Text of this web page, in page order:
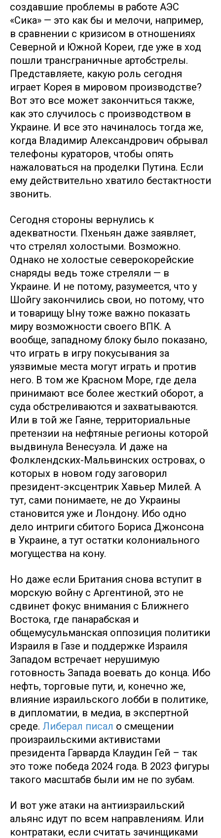
создавшие проблемы в работе АЭС
«Сика» — это как бы и мелочи, например,
в сравнении с кризисом в отношениях
Северной и Южной Кореи, где уже в ход
пошли трансграничные артобстрелы.
Представляете, какую роль сегодня
играет Корея в мировом производстве?
Вот это все может закончиться также,
как это случилось с производством в
Украине. И все это начиналось тогда же,
когда Владимир Александрович обрывал
телефоны кураторов, чтобы опять
нажаловаться на проделки Путина. Если
ему действительно хватило бестактности
звонить.
Сегодня стороны вернулись к
адекватности. Пхеньян даже заявляет,
что стрелял холостыми. Возможно.
Однако не холостые северокорейские
снаряды ведь тоже стреляли — в
Украине. И не потому, разумеется, что у
Шойгу закончились свои, но потому, что
и товарищу Ыну тоже важно показать
миру возможности своего ВПК. А
вообще, западному блоку было показано,
что играть в игру покусывания за
уязвимые места могут играть и против
него. В том же Красном Море, где дела
принимают все более жесткий оборот, а
суда обстреливаются и захватываются.
Или в той же Гаяне, территориальные
претензии на нефтяные регионы которой
выдвинула Венесуэла. И даже на
Фолклендских-Мальвинских островах, о
которых в новом году заговорил
президент-эксцентрик Хавьер Милей. А
тут, сами понимаете, не до Украины
становится уже и Лондону. Ибо одно
дело интриги сбитого Бориса Джонсона
в Украине, а тут остатки колониального
могущества на кону.
Но даже если Британия снова вступит в
морскую войну с Аргентиной, это не
сдвинет фокус внимания с Ближнего
Востока, где панарабская и
общемусульманская оппозиция политики
Израиля в Газе и поддержке Израиля
Западом встречает нерушимую
готовность Запада воевать до конца. Ибо
нефть, торговые пути, и, конечно же,
влияние израильского лобби в политике,
в дипломатии, в медиа, в экспертной
среде. Либерал писал о смещении
произраильскими активистами
президента Гарварда Клаудин Гей – так
это тоже победа 2024 года. В 2023 фигуры
такого масштабв были им не по зубам.
И вот уже атаки на антиизраильский
альянс идут по всем направлениям. Или
контратаки, если считать зачинщиками